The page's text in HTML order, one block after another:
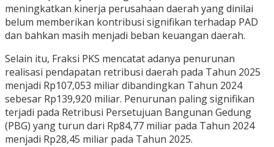
meningkatkan kinerja perusahaan daerah yang dinilai
belum memberikan kontribusi signifikan terhadap PAD
dan bahkan masih menjadi beban keuangan daerah.
Selain itu, Fraksi PKS mencatat adanya penurunan
realisasi pendapatan retribusi daerah pada Tahun 2025
menjadi Rp107,053 miliar dibandingkan Tahun 2024
sebesar Rp139,920 miliar. Penurunan paling signifikan
terjadi pada Retribusi Persetujuan Bangunan Gedung
(PBG) yang turun dari Rp84,77 miliar pada Tahun 2024
menjadi Rp28,45 miliar pada Tahun 2025.